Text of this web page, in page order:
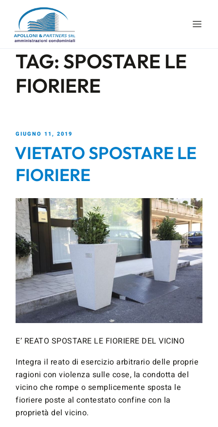
TAG: SPOSTARE LE
FIORIERE
GIUGNO 11, 2019
VIETATO SPOSTARE LE
FIORIERE
E’ REATO SPOSTARE LE FIORIERE DEL VICINO
Integra il reato di esercizio arbitrario delle proprie
ragioni con violenza sulle cose, la condotta del
vicino che rompe o semplicemente sposta le
fioriere poste al contestato confine con la
proprietà del vicino.